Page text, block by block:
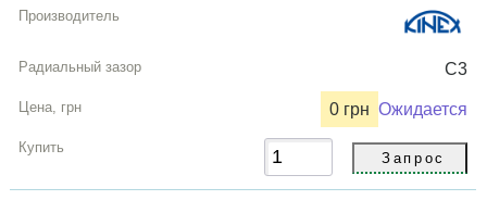
Производитель
Радиальный
зазор
Цена,
грн
C3
0 грн Ожидается